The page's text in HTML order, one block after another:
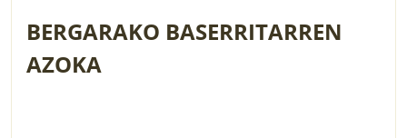
BERGARAKO BASERRITARREN
AZOKA